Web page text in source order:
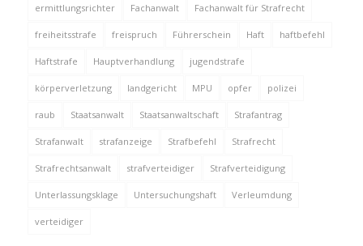
ermittlungsrichter Fachanwalt Fachanwalt für Strafrecht
freiheitsstrafe freispruch Führerschein Haft haftbefehl
Haftstrafe Hauptverhandlung jugendstrafe
körperverletzung landgericht MPU opfer polizei
raub Staatsanwalt Staatsanwaltschaft Strafantrag
Strafanwalt strafanzeige Strafbefehl Strafrecht
Strafrechtsanwalt strafverteidiger Strafverteidigung
Unterlassungsklage Untersuchungshaft Verleumdung
verteidiger